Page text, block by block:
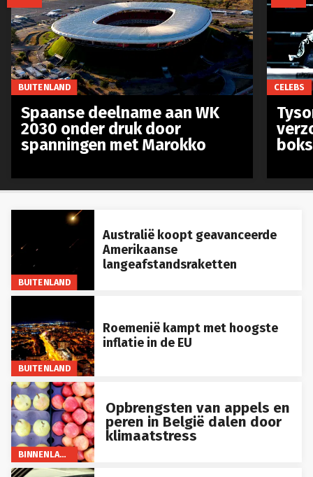
BUITENLAND
Australië koopt geavanceerde
Amerikaanse
langeafstandsraketten
BUITENLAND
Roemenië kampt met hoogste
inflatie in de EU
BINNENLAND
Opbrengsten van appels en
peren in België dalen door
klimaatstress
BUITENLAND
Spaanse deelname aan WK
2030 onder druk door
spanningen met Marokko
CELEBS